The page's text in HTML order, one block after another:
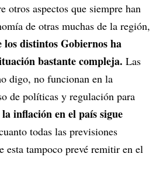
otros aspectos que siempre han
de otras muchas de la región,
distintos Gobiernos ha
bastante compleja. Las
digo, no funcionan en la
de políticas y regulación para
la inflación en el país sigue
todas las previsiones
esta tampoco prevé remitir en el